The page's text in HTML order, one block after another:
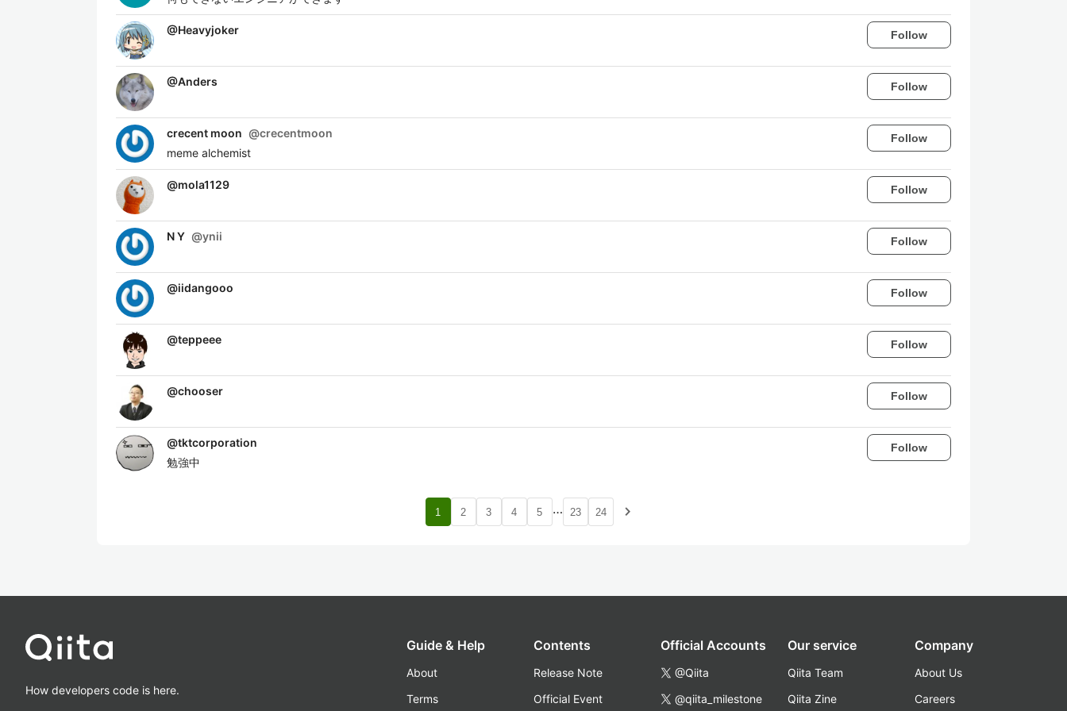
@Heavyjoker Follow
@Anders Follow
crecent moon @crecentmoon
meme alchemist
Follow
@mola1129 Follow
N Y @ynii Follow
@iidangooo Follow
@teppeee Follow
@chooser Follow
@tktcorporation
勉強中
Follow
1 2 3 4 5 … 23 24 navigate_next
How developers code is here.
Guide & Help
About
Terms
Contents
Release Note
Official Event
Official Accounts
@Qiita
@qiita_milestone
Our service
Qiita Team
Qiita Zine
Company
About Us
Careers